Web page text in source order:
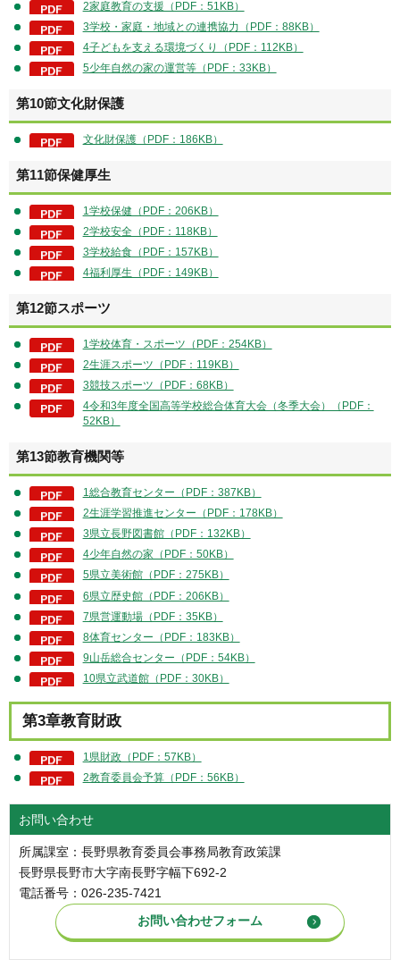
2家庭教育の支援（PDF：51KB）
3学校・家庭・地域との連携協力（PDF：88KB）
4子どもを支える環境づくり（PDF：112KB）
5少年自然の家の運営等（PDF：33KB）
第10節文化財保護
文化財保護（PDF：186KB）
第11節保健厚生
1学校保健（PDF：206KB）
2学校安全（PDF：118KB）
3学校給食（PDF：157KB）
4福利厚生（PDF：149KB）
第12節スポーツ
1学校体育・スポーツ（PDF：254KB）
2生涯スポーツ（PDF：119KB）
3競技スポーツ（PDF：68KB）
4令和3年度全国高等学校総合体育大会（冬季大会）（PDF：
52KB）
第13節教育機関等
1総合教育センター（PDF：387KB）
2生涯学習推進センター（PDF：178KB）
3県立長野図書館（PDF：132KB）
4少年自然の家（PDF：50KB）
5県立美術館（PDF：275KB）
6県立歴史館（PDF：206KB）
7県営運動場（PDF：35KB）
8体育センター（PDF：183KB）
9山岳総合センター（PDF：54KB）
10県立武道館（PDF：30KB）
第3章教育財政
1県財政（PDF：57KB）
2教育委員会予算（PDF：56KB）
お問い合わせ
所属課室：長野県教育委員会事務局教育政策課
長野県長野市大字南長野字幅下692-2
電話番号：026-235-7421